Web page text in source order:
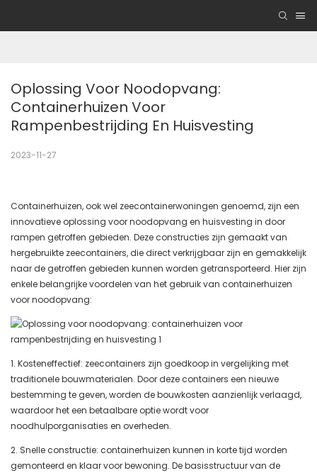
Oplossing Voor Noodopvang:
Containerhuizen Voor
Rampenbestrijding En Huisvesting
2023-11-27
Containerhuizen, ook wel zeecontainerwoningen genoemd, zijn een
innovatieve oplossing voor noodopvang en huisvesting in door
rampen getroffen gebieden. Deze constructies zijn gemaakt van
hergebruikte zeecontainers, die direct verkrijgbaar zijn en gemakkelijk
naar de getroffen gebieden kunnen worden getransporteerd. Hier zijn
enkele belangrijke voordelen van het gebruik van containerhuizen
voor noodopvang:
1. Kosteneffectief: zeecontainers zijn goedkoop in vergelijking met
traditionele bouwmaterialen. Door deze containers een nieuwe
bestemming te geven, worden de bouwkosten aanzienlijk verlaagd,
waardoor het een betaalbare optie wordt voor
noodhulporganisaties en overheden.
2. Snelle constructie: containerhuizen kunnen in korte tijd worden
gemonteerd en klaar voor bewoning. De basisstructuur van de